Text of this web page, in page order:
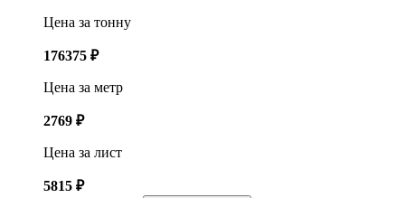
Цена за тонну
176375 ₽
Цена за метр
2769 ₽
Цена за лист
5815 ₽